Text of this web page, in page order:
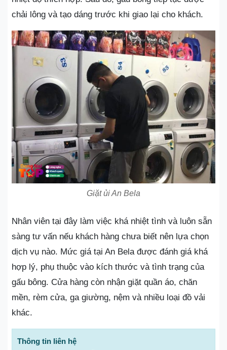
chải lông và tạo dáng trước khi giao lại cho khách.
Giặt ủi An Bela
Nhân viên tại đây làm việc khá nhiệt tình và luôn sẵn
sàng tư vấn nếu khách hàng chưa biết nên lựa chọn
dịch vụ nào. Mức giá tại An Bela được đánh giá khá
hợp lý, phụ thuộc vào kích thước và tình trạng của
gấu bông. Cửa hàng còn nhận giặt quần áo, chăn
mền, rèm cửa, ga giường, nệm và nhiều loại đồ vải
khác.
Thông tin liên hệ